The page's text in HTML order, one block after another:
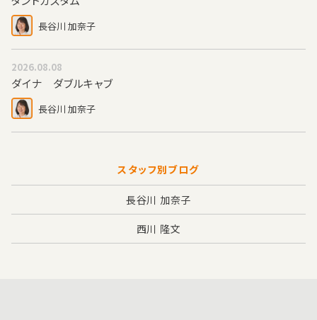
長谷川 加奈子
2026.08.08
ダイナ ダブルキャブ
長谷川 加奈子
スタッフ別ブログ
長谷川 加奈子
西川 隆文